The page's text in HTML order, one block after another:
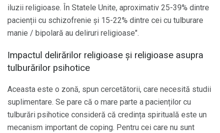
iluzii religioase. În Statele Unite, aproximativ 25-39% dintre
pacienții cu schizofrenie și 15-22% dintre cei cu tulburare
manie / bipolară au deliruri religioase".
Impactul delirărilor religioase și religioase asupra
tulburărilor psihotice
Aceasta este o zonă, spun cercetătorii, care necesită studii
suplimentare. Se pare că o mare parte a pacienților cu
tulburări psihotice consideră că credința spirituală este un
mecanism important de coping. Pentru cei care nu sunt